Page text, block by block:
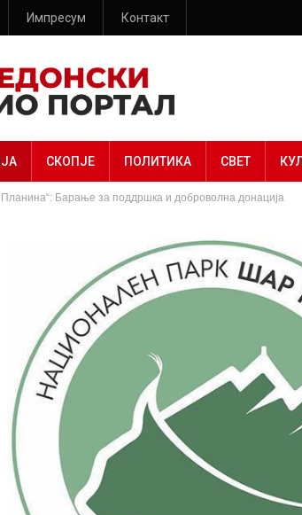
Импресум Контакт
СКОПЈЕ ПОЛИТИКА СВЕТ
Барање за поддршка и доброволна донација